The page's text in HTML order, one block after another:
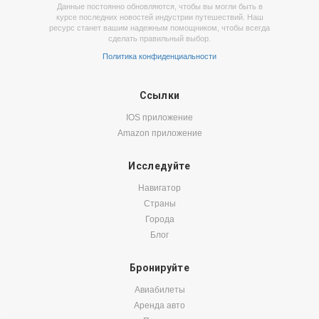
Данные постоянно обновляются, чтобы вы могли быть в
курсе последних новостей индустрии путешествий. Наш
ресурс станет вашим надежным помощником, чтобы всегда
сделать правильный выбор.
Политика конфиденциальности
Ссылки
IOS приложение
Amazon приложение
Исследуйте
Навигатор
Страны
Города
Блог
Бронируйте
Авиабилеты
Аренда авто